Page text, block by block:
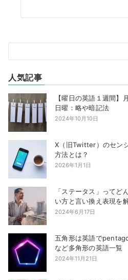
人気記事
【曜日の英語１週間
日曜：略や暗記法
2024年10月10日
X（旧Twitter）のセン
方法とは？
2026年1月1日
「ステータス」ってど
い方と言い換え表現を
2024年6月17日
五角形は英語で
など多角形の英語一覧
2024年11月21日